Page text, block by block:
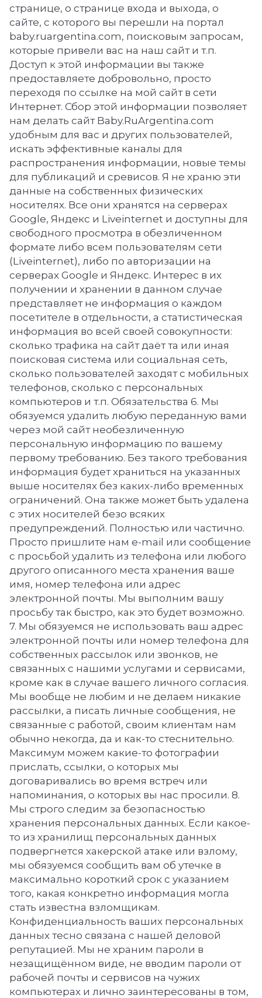
странице, о странице входа и выхода, о
сайте, с которого вы перешли на портал
baby.ruargentina.com, поисковым запросам,
которые привели вас на наш сайт и т.п.
Доступ к этой информации вы также
предоставляете добровольно, просто
переходя по ссылке на мой сайт в сети
Интернет. Сбор этой информации позволяет
нам делать сайт Baby.RuArgentina.com
удобным для вас и других пользователей,
искать эффективные каналы для
распространения информации, новые темы
для публикаций и сревисов. Я не храню эти
данные на собственных физических
носителях. Все они хранятся на серверах
Google, Яндекс и Liveinternet и доступны для
свободного просмотра в обезличенном
формате либо всем пользователям сети
(Liveinternet), либо по авторизации на
серверах Google и Яндекс. Интерес в их
получении и хранении в данном случае
представляет не информация о каждом
посетителе в отдельности, а статистическая
информация во всей своей совокупности:
сколько трафика на сайт даёт та или иная
поисковая система или социальная сеть,
сколько пользователей заходят с мобильных
телефонов, сколько с персональных
компьютеров и т.п. Обязательства 6. Мы
обязуемся удалить любую переданную вами
через мой сайт необезличенную
персональную информацию по вашему
первому требованию. Без такого требования
информация будет храниться на указанных
выше носителях без каких-либо временных
ограничений. Она также может быть удалена
с этих носителей безо всяких
предупреждений. Полностью или частично.
Просто пришлите нам e-mail или сообщение
с просьбой удалить из телефона или любого
другого описанного места хранения ваше
имя, номер телефона или адрес
электронной почты. Мы выполним вашу
просьбу так быстро, как это будет возможно.
7. Мы обязуемся не использовать ваш адрес
электронной почты или номер телефона для
собственных рассылок или звонков, не
связанных с нашими услугами и сервисами,
кроме как в случае вашего личного согласия.
Мы вообще не любим и не делаем никакие
рассылки, а писать личные сообщения, не
связанные с работой, своим клиентам нам
обычно некогда, да и как-то стеснительно.
Максимум можем какие-то фотографии
прислать, ссылки, о которых мы
договаривались во время встреч или
напоминания, о которых вы нас просили. 8.
Мы строго следим за безопасностью
хранения персональных данных. Если какое-
то из хранилищ персональных данных
подвергнется хакерской атаке или взлому,
мы обязуемся сообщить вам об утечке в
максимально короткий срок с указанием
того, какая конкретно информация могла
стать известна взломщикам.
Конфиденциальность ваших персональных
данных тесно связана с нашей деловой
репутацией. Мы не храним пароли в
незащищённом виде, не вводим пароли от
рабочей почты и сервисов на чужих
компьютерах и лично заинтересованы в том,